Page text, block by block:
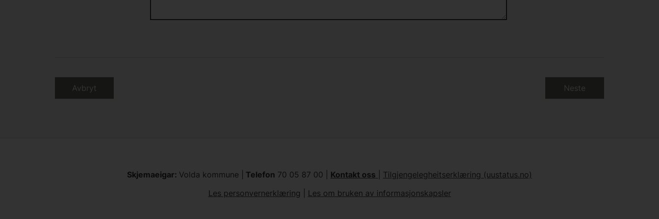
Avbryt Neste
Skjemaeigar: Volda kommune | Telefon 70 05 87 00 | Kontakt oss
Tilgjengelegheitserklæring (uustatus.no)
Les personvernerklæring
Les om bruken av informasjonskapsler